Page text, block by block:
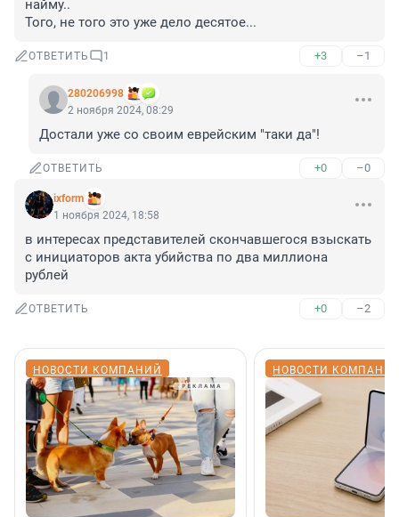
найму..
Того, не того это уже дело десятое...
ОТВЕТИТЬ 1 +3 –1
280206998
2 ноября 2024, 08:29
Достали уже со своим еврейским "таки да"!
ОТВЕТИТЬ +0 –0
ixform
1 ноября 2024, 18:58
в интересах представителей скончавшегося взыскать
с инициаторов акта убийства по два миллиона
рублей
ОТВЕТИТЬ +0 –2
НОВОСТИ КОМПАНИЙ НОВОСТИ